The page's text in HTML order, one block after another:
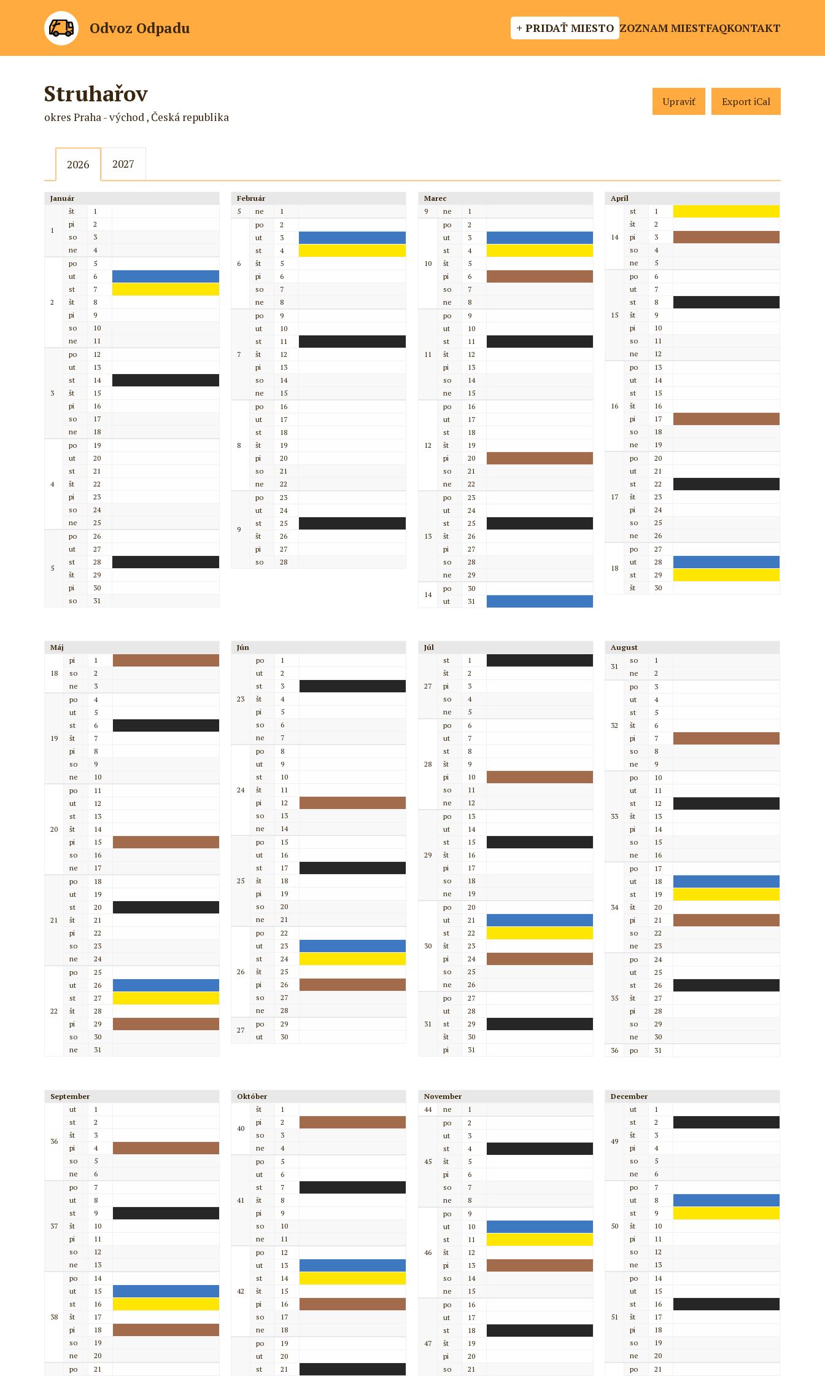
Odvoz Odpadu + PRIDAŤ MIESTO ZOZNAM MIESTFAQKONTAKT
Struhařov
okres Praha - východ , Česká republika
Upraviť Export iCal
2026 2027
Január
1
št
1
pi
2
so
3
ne
4
2
po
5
ut
6
st
7
št
8
pi
9
so
10
ne
11
3
po
12
ut
13
st
14
št
15
pi
16
so
17
ne
18
4
po
19
ut
20
st
21
št
22
pi
23
so
24
ne
25
5
po
26
ut
27
st
28
št
29
pi
30
so
31
Február
5
ne 1
6
po
2
ut
3
st
4
št
5
pi
6
so
7
ne
8
7
po
9
ut
10
st
11
št
12
pi
13
so
14
ne
15
8
po
16
ut
17
st
18
št
19
pi
20
so
21
ne
22
9
po
23
ut
24
st
25
št
26
pi
27
so
28
Marec
9
ne 1
10
po
2
ut
3
st
4
št
5
pi
6
so
7
ne
8
11
po
9
ut
10
st
11
št
12
pi
13
so
14
ne
15
12
po
16
ut
17
st
18
št
19
pi
20
so
21
ne
22
13
po
23
ut
24
st
25
št
26
pi
27
so
28
ne
29
14
po
30
ut
31
Apríl
14
st
1
št
2
pi
3
so
4
ne
5
15
po
6
ut
7
st
8
št
9
pi
10
so
11
ne
12
16
po
13
ut
14
st
15
št
16
pi
17
so
18
ne
19
17
po
20
ut
21
st
22
št
23
pi
24
so
25
ne
26
18
po
27
ut
28
st
29
št
30
Máj
18
pi
1
so
2
ne
3
19
po
4
ut
5
st
6
št
7
pi
8
so
9
ne
10
20
po
11
ut
12
st
13
št
14
pi
15
so
16
ne
17
21
po
18
ut
19
st
20
št
21
pi
22
so
23
ne
24
22
po
25
ut
26
st
27
št
28
pi
29
so
30
ne
31
Jún
23
po
1
ut
2
st
3
št
4
pi
5
so
6
ne
7
24
po
8
ut
9
st
10
št
11
pi
12
so
13
ne
14
25
po
15
ut
16
st
17
št
18
pi
19
so
20
ne
21
26
po
22
ut
23
st
24
št
25
pi
26
so
27
ne
28
27
po
29
ut
30
Júl
27
st
1
št
2
pi
3
so
4
ne
5
28
po
6
ut
7
st
8
št
9
pi
10
so
11
ne
12
29
po
13
ut
14
st
15
št
16
pi
17
so
18
ne
19
30
po
20
ut
21
st
22
št
23
pi
24
so
25
ne
26
31
po
27
ut
28
st
29
št
30
pi
31
August
31
so
1
ne
2
32
po
3
ut
4
st
5
št
6
pi
7
so
8
ne
9
33
po
10
ut
11
st
12
št
13
pi
14
so
15
ne
16
34
po
17
ut
18
st
19
št
20
pi
21
so
22
ne
23
35
po
24
ut
25
st
26
št
27
pi
28
so
29
ne
30
36
po 31
September
36
ut
1
st
2
št
3
pi
4
so
5
ne
6
37
po
7
ut
8
st
9
št
10
pi
11
so
12
ne
13
38
po
14
ut
15
st
16
št
17
pi
18
so
19
ne
20
po
21
Október
40
št
1
pi
2
so
3
ne
4
41
po
5
ut
6
st
7
št
8
pi
9
so
10
ne
11
42
po
12
ut
13
st
14
št
15
pi
16
so
17
ne
18
po
19
ut
20
st
21
November
44
ne 1
45
po
2
ut
3
st
4
št
5
pi
6
so
7
ne
8
46
po
9
ut
10
st
11
št
12
pi
13
so
14
ne
15
47
po
16
ut
17
st
18
št
19
pi
20
so
21
December
49
ut
1
st
2
št
3
pi
4
so
5
ne
6
50
po
7
ut
8
st
9
št
10
pi
11
so
12
ne
13
51
po
14
ut
15
st
16
št
17
pi
18
so
19
ne
20
po
21